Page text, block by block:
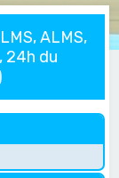
ALMS,
24h du